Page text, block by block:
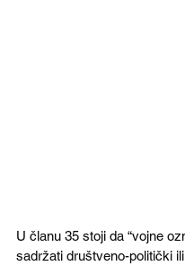
U članu 35 stoji da “vojne
sadržati društveno-politički